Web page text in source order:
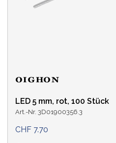
LED 5 mm, rot, 100 Stück
Art.-Nr. 3D01900356.3
CHF 7.70